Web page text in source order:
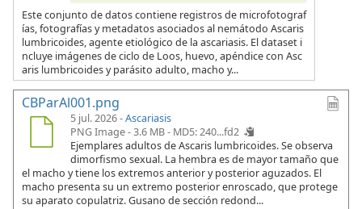
Este conjunto de datos contiene registros de microfotograf
ías, fotografías y metadatos asociados al nemátodo Ascaris
lumbricoides, agente etiológico de la ascariasis. El dataset i
ncluye imágenes de ciclo de Loos, huevo, apéndice con Asc
aris lumbricoides y parásito adulto, macho y...
CBParAl001.png
5 jul. 2026 -Ascariasis
PNG Image - 3.6 MB - MD5: 240...fd2
Ejemplares adultos de Ascaris lumbricoides. Se observa
dimorfismo sexual. La hembra es de mayor tamaño que
el macho y tiene los extremos anterior y posterior aguzados. El
macho presenta su un extremo posterior enroscado, que protege
su aparato copulatriz. Gusano de sección redond...